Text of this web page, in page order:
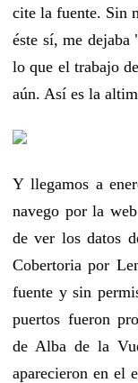
cite la fuente. Sin
éste sí, me dejaba
lo que el trabajo
aún. Así es la
Y llegamos a
navego por la
de ver los datos
Cobertoria por
fuente y sin
puertos fueron
de Alba de la
aparecieron en el